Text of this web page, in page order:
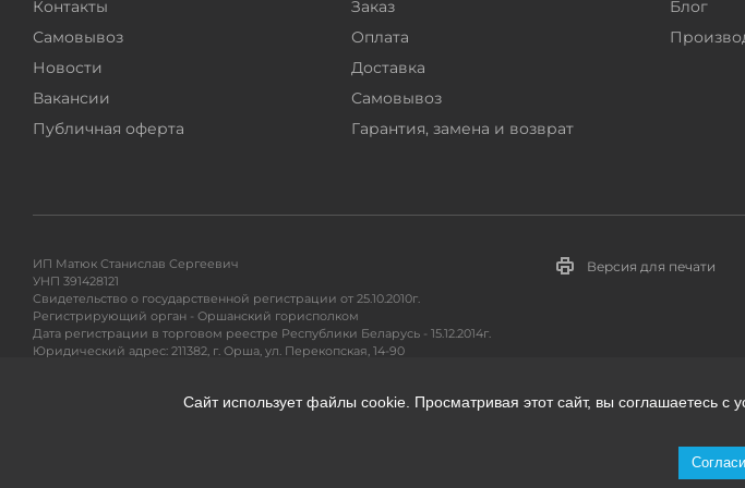
Контакты
Самовывоз
Новости
Вакансии
Публичная оферта
Заказ
Оплата
Доставка
Самовывоз
Гарантия, замена и возврат
Блог
ИП Матюк Станислав Сергеевич
УНП 391428121
Свидетельство о государственной регистрации от 25.10.2010г.
Регистрирующий орган - Оршанский горисполком
Дата регистрации в торговом реестре Республики Беларусь - 15.12.2014г.
Юридический адрес: 211382, г. Орша, ул. Перекопская, 14-90
Гарантийное и сервисное обслуживание, разрешение вопросов покупателей:
Версия для печати
Сайт использует файлы cookie. Просматривая этот сайт, вы соглашаетесь